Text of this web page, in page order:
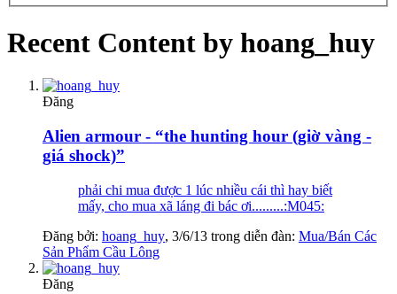
Recent Content by hoang_huy
Đăng
Alien armour - “the hunting hour (giờ vàng -
giá shock)”
phải chi mua được 1 lúc nhiều cái thì hay biết
mấy, cho mua xã láng đi bác ơi.........:M045:
Đăng bởi: hoang_huy, 3/6/13 trong diễn đàn: Mua/Bán Các
Sản Phẩm Cầu Lông
Đăng